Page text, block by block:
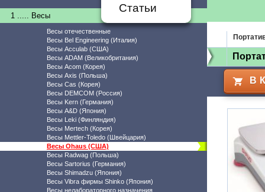
Статьи
1 ..... Весы
Весы отечественные
Весы Bel Engineering (Италия)
Весы Acculab (США)
Весы ADAM (Великобритания)
Весы Acom (Корея)
Весы Axis (Польша)
Весы Cas (Корея)
Весы DEMCOM (Россия)
Весы Kern (Германия)
Весы A&D (Япония)
Весы Leki (Финляндия)
Весы Mertech (Корея)
Весы Mettler-Toledo (Швейцария)
Весы Ohaus (США)
Весы Radwag (Польша)
Весы Sartorius (Германия)
Весы Shimadzu (Япония)
Весы Vibra фирмы Shinko (Япония)
Весы нелабораторного назначения
В